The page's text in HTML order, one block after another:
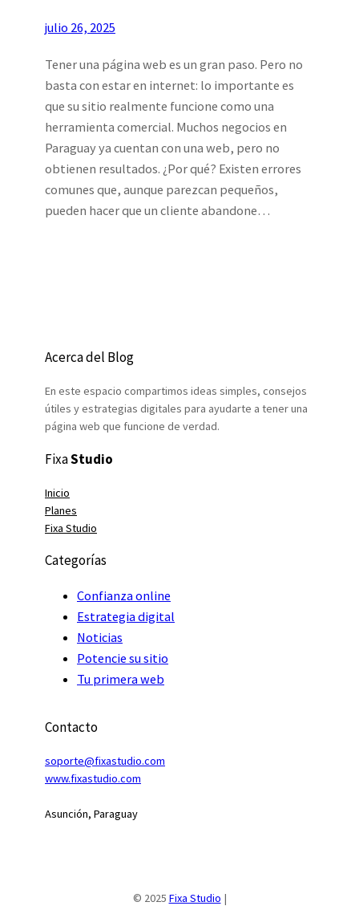
julio 26, 2025
Tener una página web es un gran paso. Pero no
basta con estar en internet: lo importante es
que su sitio realmente funcione como una
herramienta comercial. Muchos negocios en
Paraguay ya cuentan con una web, pero no
obtienen resultados. ¿Por qué? Existen errores
comunes que, aunque parezcan pequeños,
pueden hacer que un cliente abandone…
Acerca del Blog
En este espacio compartimos ideas simples, consejos
útiles y estrategias digitales para ayudarte a tener una
página web que funcione de verdad.
FixaStudio
Inicio
Planes
Fixa Studio
Categorías
Confianza online
Estrategia digital
Noticias
Potencie su sitio
Tu primera web
Contacto
soporte@fixastudio.com
www.fixastudio.com
Asunción, Paraguay
© 2025 Fixa Studio |